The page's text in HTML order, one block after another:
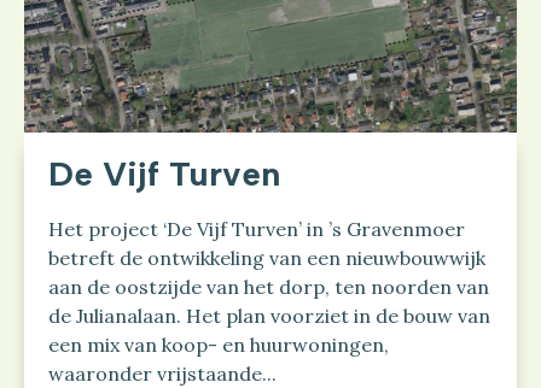
De Vijf Turven
Het project ‘De Vijf Turven’ in ’s Gravenmoer
betreft de ontwikkeling van een nieuwbouwwijk
aan de oostzijde van het dorp, ten noorden van
de Julianalaan. Het plan voorziet in de bouw van
een mix van koop- en huurwoningen,
waaronder vrijstaande...